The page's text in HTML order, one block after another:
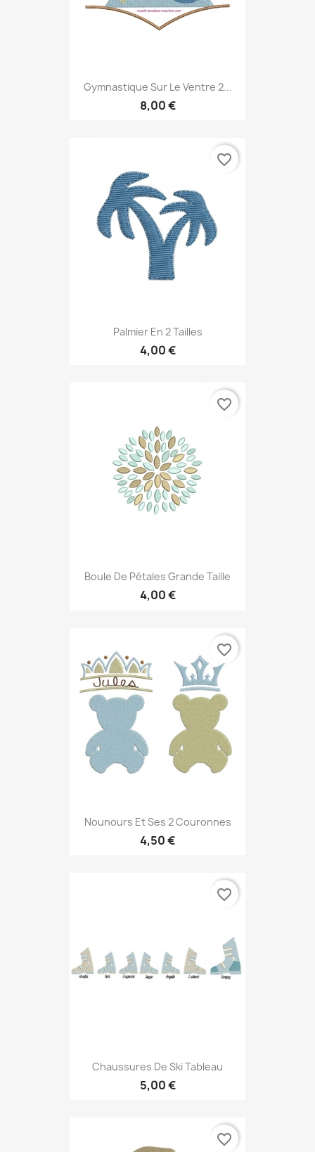
Gymnastique Sur Le Ventre 2...
8,00 €
Palmier En 2 Tailles
4,00 €
favorite_border
Boule De Pétales Grande Taille
4,00 €
favorite_border
Nounours Et Ses 2 Couronnes
4,50 €
favorite_border
Chaussures De Ski Tableau
5,00 €
favorite_border
favorite_border